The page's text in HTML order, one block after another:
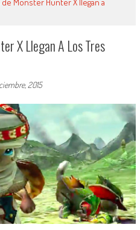
X Llegan A Los Tres
2015